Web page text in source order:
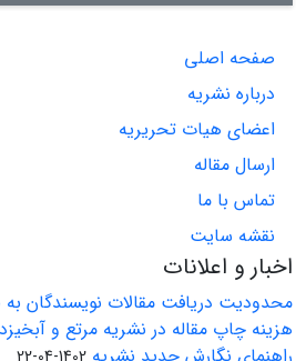
صفحه اصلی
درباره نشریه
اعضای هیات تحریریه
ارسال مقاله
تماس با ما
نقشه سایت
اخبار و اعلانات
محدودیت دریافت مقالات نویسندگان به
هزینه چاپ مقاله در نشریه مرتع و